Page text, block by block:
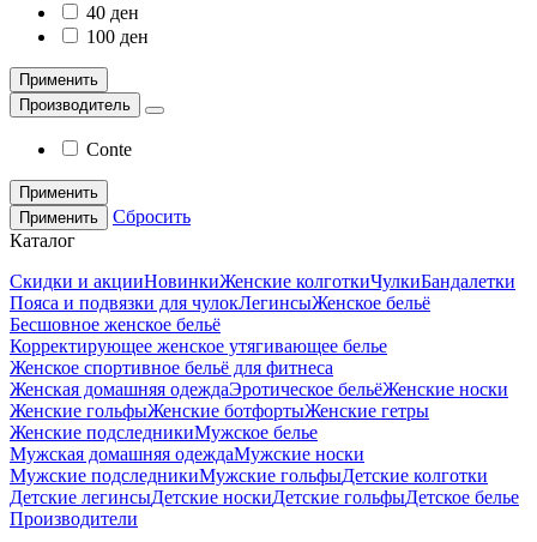
40 ден
100 ден
Применить
Производитель
Conte
Применить
Применить
Сбросить
Каталог
Скидки и акцииНовинкиЖенские колготкиЧулкиБандалетки
Пояса и подвязки для чулокЛегинсыЖенское бельё
Бесшовное женское бельё
Корректирующее женское утягивающее белье
Женское спортивное бельё для фитнеса
Женская домашняя одеждаЭротическое бельёЖенские носки
Женские гольфыЖенские ботфортыЖенские гетры
Женские подследникиМужское белье
Мужская домашняя одеждаМужские носки
Мужские подследникиМужские гольфыДетские колготки
Детские легинсыДетские носкиДетские гольфыДетское белье
Производители